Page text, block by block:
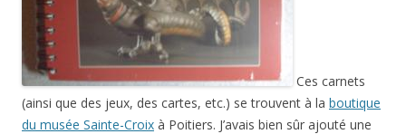
Ces carnets
(ainsi que des jeux, des cartes, etc.) se trouvent à la boutique
du musée Sainte-Croix à Poitiers. J’avais bien sûr ajouté une